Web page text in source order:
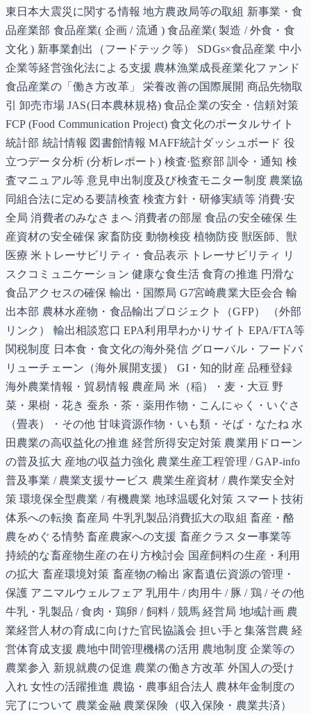
東日本大震災に関する情報 地方農政局等の取組 新事業・食
品産業部 食品産業( 企画 / 流通 ) 食品産業( 製造 / 外食・食
文化 ) 新事業創出（フードテック等） SDGs×食品産業 中小
企業等経営強化法による支援 農林漁業成長産業化ファンド
食品産業の「働き方改革」 栄養改善の国際展開 商品先物取
引 卸売市場 JAS(日本農林規格) 食品企業の安全・信頼対策
FCP (Food Communication Project) 食文化のポータルサイト
統計部 統計情報 図書館情報 MAFF統計ダッシュボード 役
立つデータ分析 (分析レポート) 検査·監察部 訓令・通知 検
査マニュアル等 意見申出制度及び検査モニター制度 農業協
同組合法に定める要請検査 検査方針・研修実績等 消費·安
全局 消費者のみなさまへ 消費者の部屋 食品の安全確保 生
産資材の安全確保 家畜防疫 動物検疫 植物防疫 獣医師、獣
医療 米トレーサビリティ・食品表示 トレーサビリティ リ
スクコミュニケーション 健康な食生活 食育の推進 円滑な
食品アクセスの確保 輸出・国際局 G7宮崎農業大臣会合 輸
出本部 農林水産物・食品輸出プロジェクト（GFP） （外部
リンク） 輸出相談窓口 EPA利用早わかりサイト EPA/FTA等
関税制度 日本食・食文化の海外発信 グローバル・フードバ
リューチェーン（海外展開支援） GI・知的財産 品種登録
海外農業情報・貿易情報 農産局 米（稲）・麦・大豆 野
菜・果樹・花き 蚕糸・茶・薬用作物・こんにゃく・いぐさ
（畳表）・その他 甘味資源作物・いも類・そば・なたね 水
田農業の高収益化の推進 経営所得安定対策 農業用ドローン
の普及拡大 産地の収益力強化 農業生産工程管理 / GAP-info
普及事業 / 農業支援サービス 農業生産資材 / 農作業安全対
策 環境保全型農業 / 有機農業 地球温暖化対策 スマート技術
体系への転換 畜産局 牛乳乳製品消費拡大の取組 畜産・酪
農をめぐる情勢 畜産農家への支援 畜産クラスター事業等
持続的な畜産物生産の在り方検討会 国産飼料の生産・利用
の拡大 畜産環境対策 畜産物の輸出 家畜遺伝資源の管理・
保護 アニマルウェルフェア 乳用牛 / 肉用牛 / 豚 / 鶏 / その他
牛乳・乳製品 / 食肉・鶏卵 / 飼料 / 競馬 経営局 地域計画 農
業経営人材の育成に向けた官民協議会 担い手と集落営農 経
営体育成支援 農地中間管理機構の活用 農地制度 企業等の
農業参入 新規就農の促進 農業の働き方改革 外国人の受け
入れ 女性の活躍推進 農協・農事組合法人 農林年金制度の
完了について 農業金融 農業保険（収入保険・農業共済）